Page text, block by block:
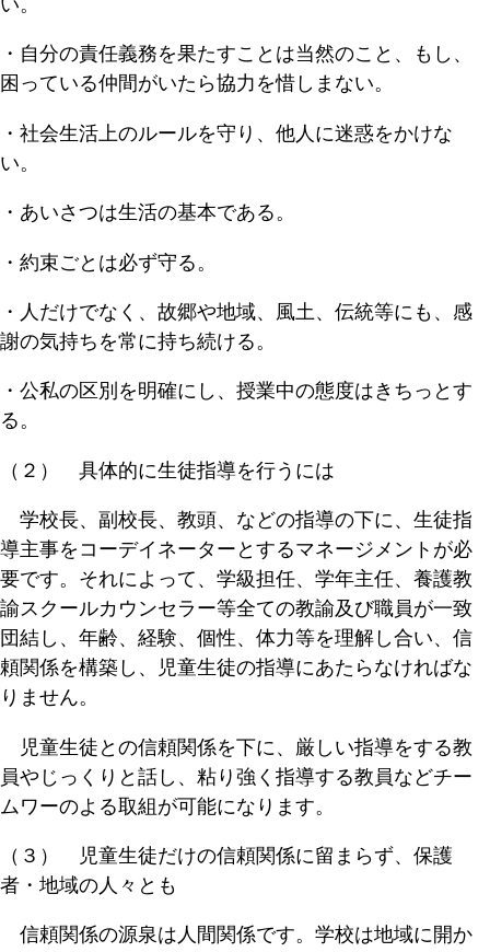
い。
・自分の責任義務を果たすことは当然のこと、もし、
困っている仲間がいたら協力を惜しまない。
・社会生活上のルールを守り、他人に迷惑をかけな
い。
・あいさつは生活の基本である。
・約束ごとは必ず守る。
・人だけでなく、故郷や地域、風土、伝統等にも、感
謝の気持ちを常に持ち続ける。
・公私の区別を明確にし、授業中の態度はきちっとす
る。
（２） 具体的に生徒指導を行うには
学校長、副校長、教頭、などの指導の下に、生徒指
導主事をコーデイネーターとするマネージメントが必
要です。それによって、学級担任、学年主任、養護教
諭スクールカウンセラー等全ての教諭及び職員が一致
団結し、年齢、経験、個性、体力等を理解し合い、信
頼関係を構築し、児童生徒の指導にあたらなければな
りません。
児童生徒との信頼関係を下に、厳しい指導をする教
員やじっくりと話し、粘り強く指導する教員などチー
ムワーのよる取組が可能になります。
（３） 児童生徒だけの信頼関係に留まらず、保護
者・地域の人々とも
信頼関係の源泉は人間関係です。学校は地域に開か